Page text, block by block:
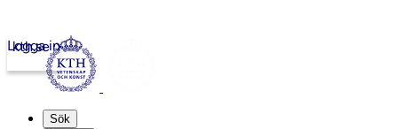
kth.se
Logga in
Sök